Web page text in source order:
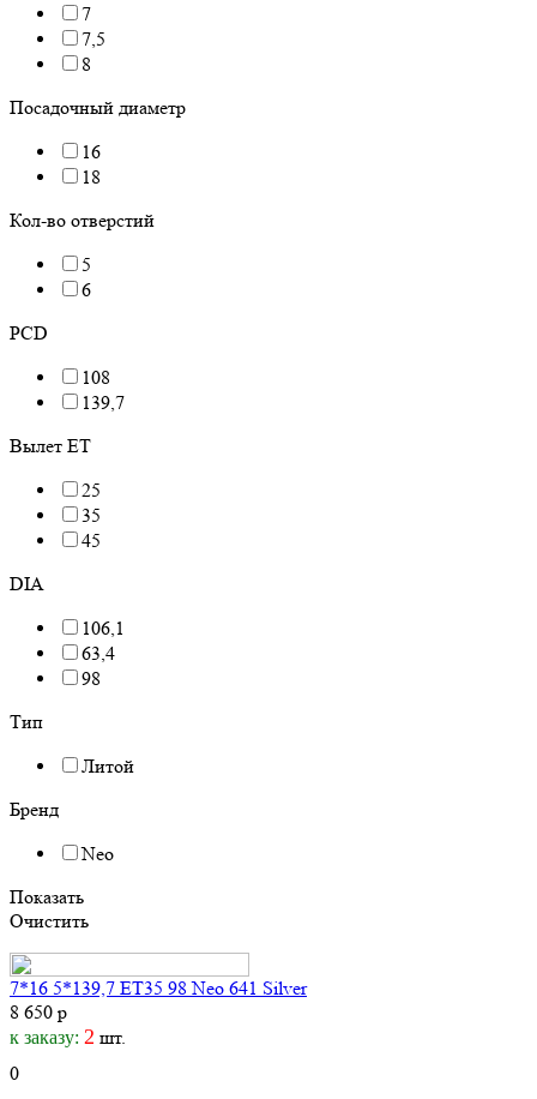
7
7,5
8
Посадочный диаметр
16
18
Кол-во отверстий
5
6
PCD
108
139,7
Вылет ET
25
35
45
DIA
106,1
63,4
98
Тип
Литой
Бренд
Neo
Показать
Очистить
7*16 5*139,7 ET35 98 Neo 641 Silver
8 650 р
к заказу: 2 шт.
0